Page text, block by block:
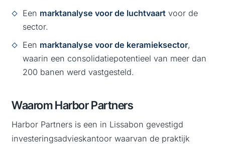
Een marktanalyse voor de luchtvaart voor de
sector.
Een marktanalyse voor de keramieksector,
waarin een consolidatiepotentieel van meer dan
200 banen werd vastgesteld.
Waarom Harbor Partners
Harbor Partners is een in Lissabon gevestigd
investeringsadvieskantoor waarvan de praktijk